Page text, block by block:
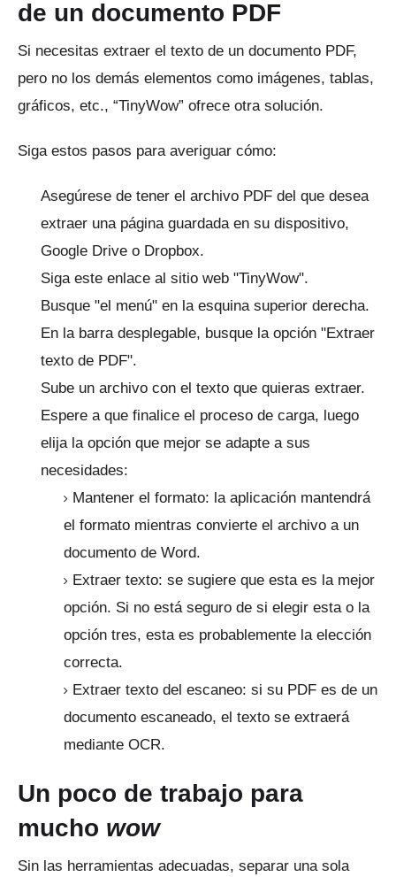
de un documento PDF
Si necesitas extraer el texto de un documento PDF,
pero no los demás elementos como imágenes, tablas,
gráficos, etc., “TinyWow” ofrece otra solución.
Siga estos pasos para averiguar cómo:
Asegúrese de tener el archivo PDF del que desea
extraer una página guardada en su dispositivo,
Google Drive o Dropbox.
Siga este enlace al sitio web "TinyWow".
Busque "el menú" en la esquina superior derecha.
En la barra desplegable, busque la opción "Extraer
texto de PDF".
Sube un archivo con el texto que quieras extraer.
Espere a que finalice el proceso de carga, luego
elija la opción que mejor se adapte a sus
necesidades:
Mantener el formato: la aplicación mantendrá
el formato mientras convierte el archivo a un
documento de Word.
Extraer texto: se sugiere que esta es la mejor
opción. Si no está seguro de si elegir esta o la
opción tres, esta es probablemente la elección
correcta.
Extraer texto del escaneo: si su PDF es de un
documento escaneado, el texto se extraerá
mediante OCR.
Un poco de trabajo para
mucho wow
Sin las herramientas adecuadas, separar una sola